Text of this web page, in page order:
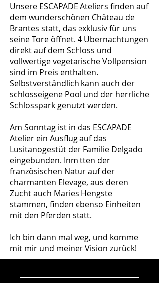
Unsere ESCAPADE Ateliers finden auf
dem wunderschönen Château de
Brantes statt, das exklusiv für uns
seine Tore öffnet. 4 Übernachtungen
direkt auf dem Schloss und
vollwertige vegetarische Vollpension
sind im Preis enthalten.
Selbstverständlich kann auch der
schlosseigene Pool und der herrliche
Schlosspark genutzt werden.
Am Sonntag ist in das ESCAPADE
Atelier ein Ausflug auf das
Lusitanogestüt der Familie Delgado
eingebunden. Inmitten der
französischen Natur auf der
charmanten Elevage, aus deren
Zucht auch Maries Hengste
stammen, finden ebenso Einheiten
mit den Pferden statt.
Ich bin dann mal weg, und komme
mit mir und meiner Vision zurück!